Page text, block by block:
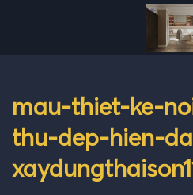
mau-thiet-ke-
thu-dep-hien-